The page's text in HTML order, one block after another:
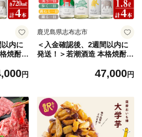
内に
焼酎・
本！
ール
酎 本格
円
鹿児島県志布志市
＜入金確認後、2週間以内に
発送！＞若潮酒造 本格焼酎・
飲み比べセット 1800ml×4
島むぎ焼酎 いも焼酎 ハイボ
ールにも！樽熟成焼酎 本格焼
酎 一升瓶 d7-003-2w
47,000円